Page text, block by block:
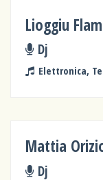
Lioggiu
Dj
Elettronica,
Mattia
Dj